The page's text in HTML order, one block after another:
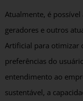
Atualmente, é
geradores e outros
Artificial para otimizar
preferências do
entendimento ao
sustentável, a